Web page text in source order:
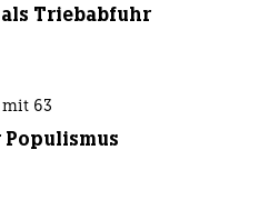
Triebabfuhr
mit 63
Populismus